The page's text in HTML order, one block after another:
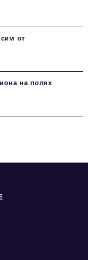
от
на полях